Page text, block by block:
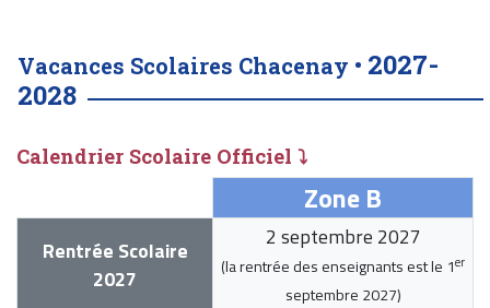
Vacances Scolaires Chacenay • 2027-
2028
Calendrier Scolaire Officiel ⤵
Zone B
Rentrée Scolaire
2027
2 septembre 2027
(la rentrée des enseignants est le 1er
septembre 2027)